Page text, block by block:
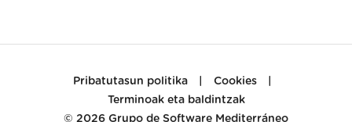
Pribatutasun politika Cookies
Terminoak eta baldintzak
© 2026 Grupo de Software Mediterráneo